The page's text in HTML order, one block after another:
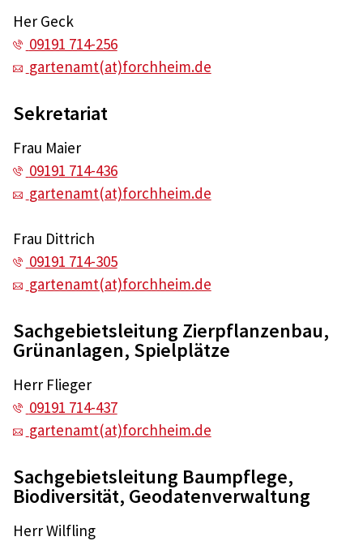
Her Geck
09191 714-256
gartenamt(at)forchheim.de
Sekretariat
Frau Maier
09191 714-436
gartenamt(at)forchheim.de
Frau Dittrich
09191 714-305
gartenamt(at)forchheim.de
Sachgebietsleitung Zierpflanzenbau,
Grünanlagen, Spielplätze
Herr Flieger
09191 714-437
gartenamt(at)forchheim.de
Sachgebietsleitung Baumpflege,
Biodiversität, Geodatenverwaltung
Herr Wilfling